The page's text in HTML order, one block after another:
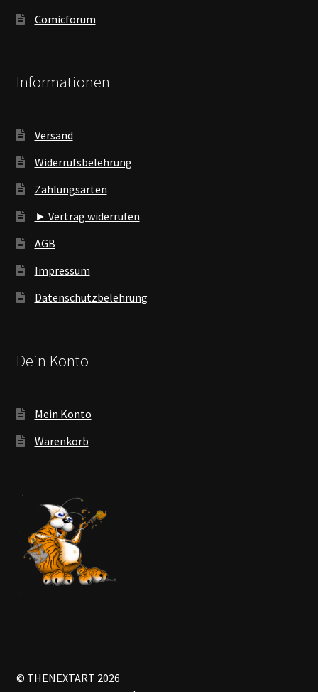
Comicforum
Informationen
Versand
Widerrufsbelehrung
Zahlungsarten
► Vertrag widerrufen
AGB
Impressum
Datenschutzbelehrung
Dein Konto
Mein Konto
Warenkorb
© THENEXTART 2026